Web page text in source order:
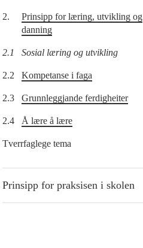
2.
Prinsipp for læring, utvikling og
danning
2.1 Sosial læring og utvikling
2.2 Kompetanse i faga
2.3 Grunnleggjande ferdigheiter
2.4 Å lære å lære
Tverrfaglege tema
Prinsipp for praksisen i skolen